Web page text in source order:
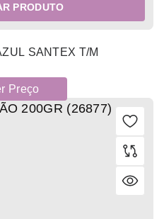
PRODUTO
SANTEX T/M
Preço